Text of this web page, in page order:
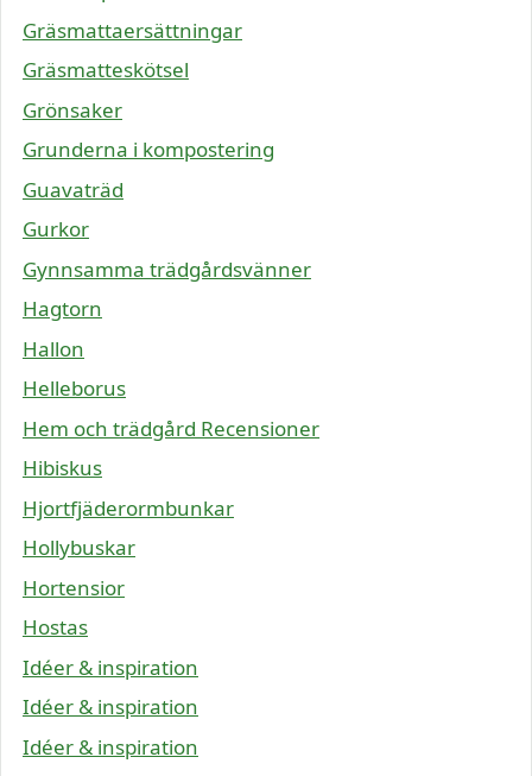
Gräsmattaersättningar
Gräsmatteskötsel
Grönsaker
Grunderna i kompostering
Guavaträd
Gurkor
Gynnsamma trädgårdsvänner
Hagtorn
Hallon
Helleborus
Hem och trädgård Recensioner
Hibiskus
Hjortfjäderormbunkar
Hollybuskar
Hortensior
Hostas
Idéer & inspiration
Idéer & inspiration
Idéer & inspiration